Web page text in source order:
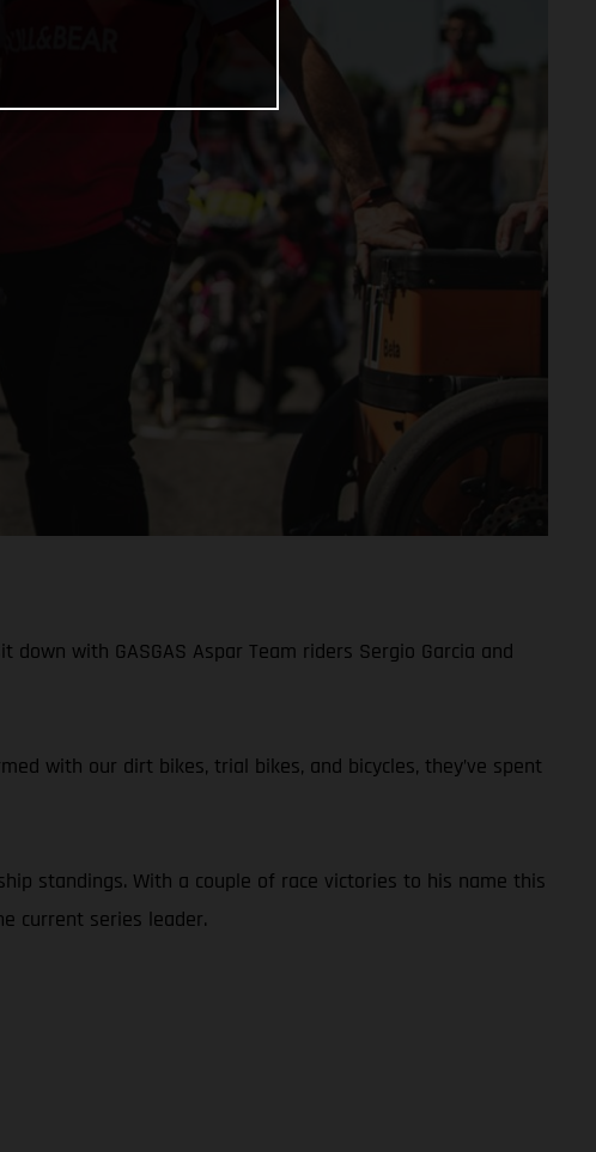
with GASGAS Aspar Team riders Sergio Garcia and
with our dirt bikes, trial bikes, and bicycles, they’ve spent
standings. With a couple of race victories to his name this
current series leader.